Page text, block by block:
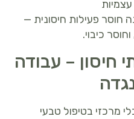
חוסר פעילות חיסונית —
כיבוי.
חיסון – עבודה
מרכזי בטיפול טבעי